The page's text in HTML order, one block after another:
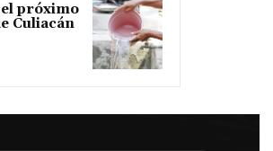
próximo
Culiacán